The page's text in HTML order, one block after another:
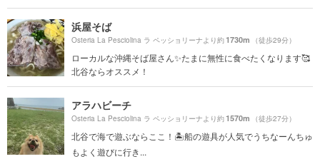
浜屋そば
Osteria La Pesciolina ラ ペッショリーナより約1730m （徒歩29分）
ローカルな沖縄そば屋さん✨たまに無性に食べたくなります🥰
北谷ならオススメ！
アラハビーチ
Osteria La Pesciolina ラ ペッショリーナより約1570m （徒歩27分）
北谷で海で遊ぶならここ！🏝船の遊具が人気でうちなーんちゅ
もよく遊びに行き...